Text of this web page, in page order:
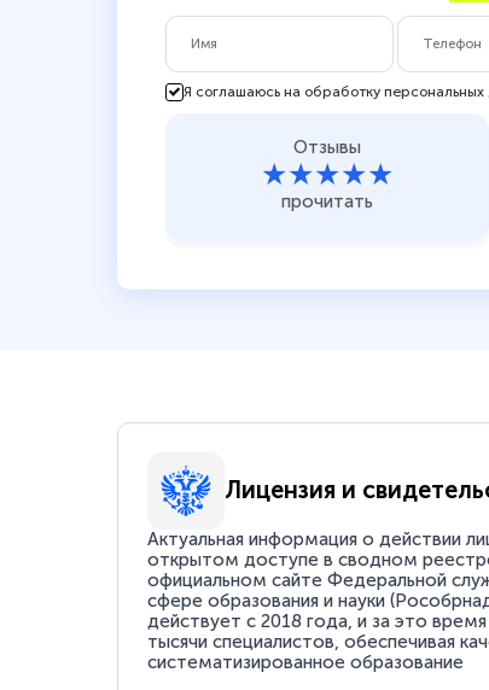
Я соглашаюсь на обработку
Отзывы
★★★★★
прочитать
Лицензия и
Актуальная информация о действии
открытом доступе в сводном
официальном сайте Федеральной
сфере образования и науки
действует с 2018 года, и за это
тысячи специалистов, обеспечивая
систематизированное образование